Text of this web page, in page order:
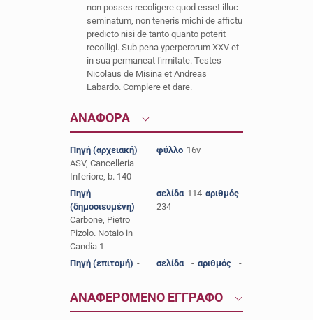
non posses recoligere quod esset illuc
seminatum, non teneris michi de affictu
predicto nisi de tanto quanto poterit
recolligi. Sub pena yperperorum XXV et
in sua permaneat firmitate. Testes
Nicolaus de Misina et Andreas
Labardo. Complere et dare.
ΑΝΑΦΟΡΑ
Πηγή (αρχειακή)
ASV, Cancelleria
Inferiore, b. 140
φύλλο 16v
Πηγή
(δημοσιευμένη)
Carbone, Pietro
Pizolo. Notaio in
Candia 1
σελίδα 114 αριθμός
234
Πηγή (επιτομή) - σελίδα - αριθμός -
ΑΝΑΦΕΡΟΜΕΝΟ ΕΓΓΡΑΦΟ